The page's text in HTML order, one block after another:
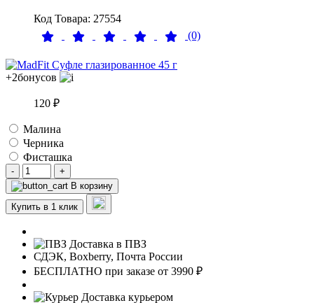
Код Товара: 27554
(0)
+2бонусов
120 ₽
Малина
Черника
Фисташка
-
+
В корзину
Купить в 1 клик
Доставка в ПВЗ
СДЭК, Boxberry, Почта России
БЕСПЛАТНО при заказе от 3990 ₽
Доставка курьером